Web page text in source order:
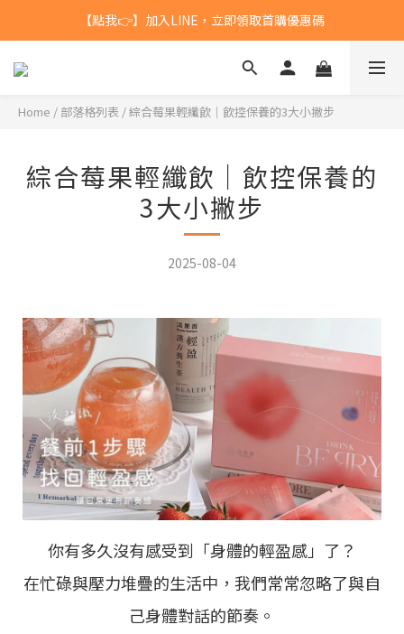
台灣$1200 免運 / 港澳 $5000 免運
【點我👉】加入淡果香小公寓🍎 享每月獨家優惠
Home / 部落格列表 /綜合莓果輕纖飲｜飲控保養的3大小撇步
綜合莓果輕纖飲｜飲控保養的
3大小撇步
2025-08-04
你有多久沒有感受到「身體的輕盈感」了？
在忙碌與壓力堆疊的生活中，我們常常忽略了與自
己身體對話的節奏。